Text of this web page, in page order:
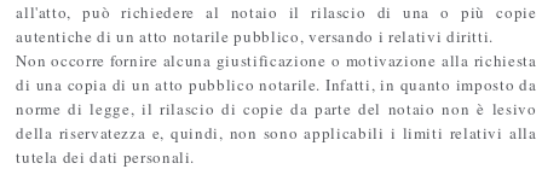
all'atto, può richiedere al notaio il rilascio di una o più copie
autentiche di un atto notarile pubblico, versando i relativi diritti.
Non occorre fornire alcuna giustificazione o motivazione alla richiesta
di una copia di un atto pubblico notarile. Infatti, in quanto imposto da
norme di legge, il rilascio di copie da parte del notaio non è lesivo
della riservatezza e, quindi, non sono applicabili i limiti relativi alla
tutela dei dati personali.